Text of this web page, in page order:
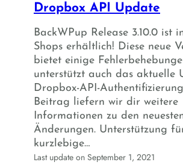
Dropbox API Update
BackWPup Release 3.10.0 ist
Shops erhältlich! Diese neue
bietet einige
unterstützt auch das aktuelle
Dropbox-API-
Beitrag liefern wir dir weitere
Informationen zu den
Änderungen. Unterstützung
kurzlebige…
Last update on September 1, 2021